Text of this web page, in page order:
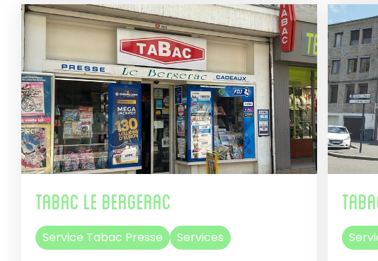
Tabac Le Bergerac
Service Tabac Presse Services